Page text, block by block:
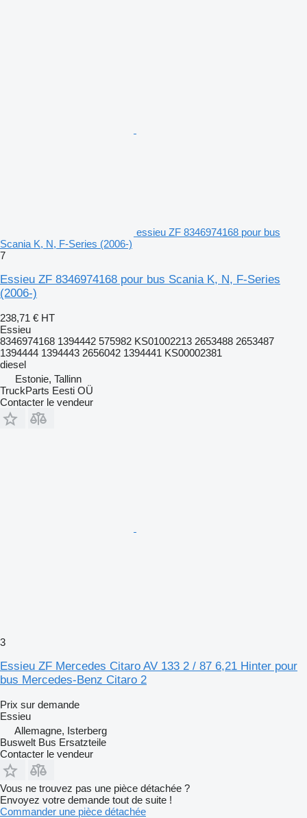
essieu ZF 8346974168 pour bus
Scania K, N, F-Series (2006-)
7
Essieu ZF 8346974168 pour bus Scania K, N, F-Series
(2006-)
238,71 € HT
Essieu
8346974168 1394442 575982 KS01002213 2653488 2653487
1394444 1394443 2656042 1394441 KS00002381
diesel
Estonie, Tallinn
TruckParts Eesti OÜ
Contacter le vendeur
3
Essieu ZF Mercedes Citaro AV 133 2 / 87 6,21 Hinter pour
bus Mercedes-Benz Citaro 2
Prix sur demande
Essieu
Allemagne, Isterberg
Buswelt Bus Ersatzteile
Contacter le vendeur
Vous ne trouvez pas une pièce détachée ?
Envoyez votre demande tout de suite !
Commander une pièce détachée